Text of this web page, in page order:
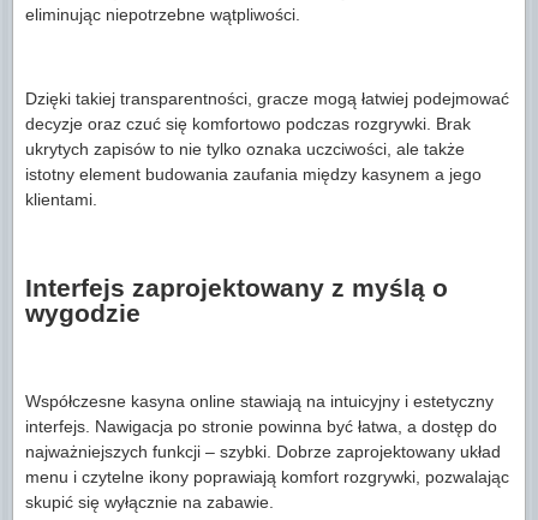
eliminując niepotrzebne wątpliwości.
Dzięki takiej transparentności, gracze mogą łatwiej podejmować
decyzje oraz czuć się komfortowo podczas rozgrywki. Brak
ukrytych zapisów to nie tylko oznaka uczciwości, ale także
istotny element budowania zaufania między kasynem a jego
klientami.
Interfejs zaprojektowany z myślą o
wygodzie
Współczesne kasyna online stawiają na intuicyjny i estetyczny
interfejs. Nawigacja po stronie powinna być łatwa, a dostęp do
najważniejszych funkcji – szybki. Dobrze zaprojektowany układ
menu i czytelne ikony poprawiają komfort rozgrywki, pozwalając
skupić się wyłącznie na zabawie.